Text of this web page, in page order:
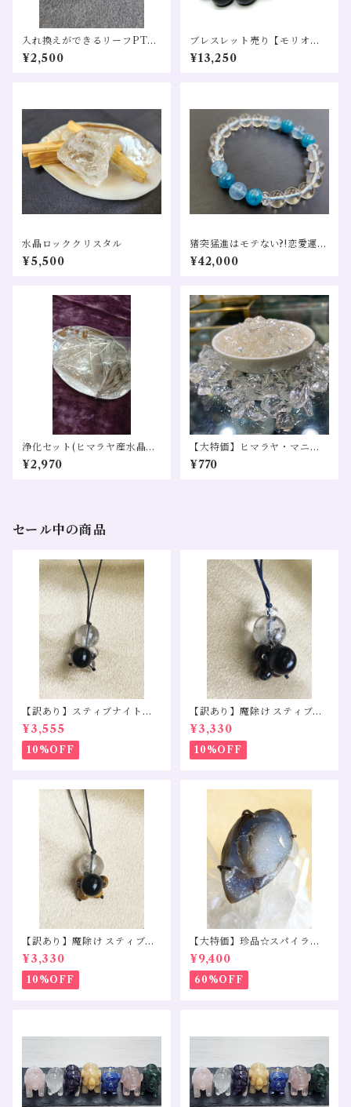
入れ換えができるリーフPT～
丸玉水晶～
¥2,500
ブレスレット売り【モリオン
(黒水晶)】直径10㎜ 魔除け 守
護
¥13,250
水晶ロッククリスタル
¥5,500
猪突猛進はモテない?!恋愛運U
Pブレスレット
¥42,000
浄化セット(ヒマラヤ産水晶さ
ざれ100g・ホワイトセージ5
g・パールシェルの3点セッ
¥2,970
【大特価】ヒマラヤ・マニカ
ラン産水晶さざれ１００g
¥770
セール中の商品
【訳あり】スティブナイトイ
ンクォーツ モリオン 水晶
¥3,555
10%OFF
【訳あり】魔除け スティブナ
イトインクォーツ スモーキー
クォーツ モリオン
¥3,330
10%OFF
【訳あり】魔除け スティブナ
イトインクォーツ モリオン タ
イガーアイ
¥3,330
10%OFF
【大特価】珍品☆スパイララ
イトペンダントトップS925
¥9,400
60%OFF